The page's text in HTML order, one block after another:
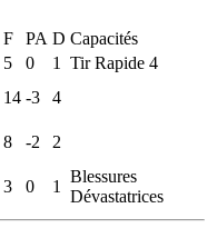
F PA D Capacités
5 0 1
Tir Rapide 4
14 -3
4
8 -2 2
3 0 1
Blessures
Dévastatrices